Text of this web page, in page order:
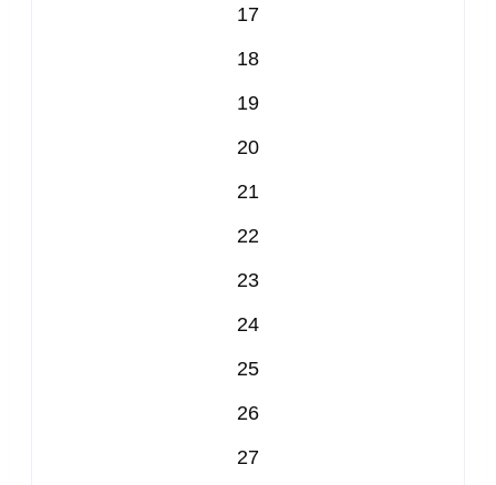
17
18
19
20
21
22
23
24
25
26
27